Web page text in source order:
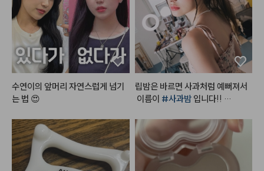
수연이의 앞머리 자연스럽게 넘기
는 법 😍
립밤은 바르면 사과처럼 예뻐져서
이름이 #사과밤 입니다!!
에 발라도 예쁘고, 베이스 하고 립
밤만 발라도 넘 예쁜컬러랍니다!!
영혼을 갈아 만든 사과밤🍎